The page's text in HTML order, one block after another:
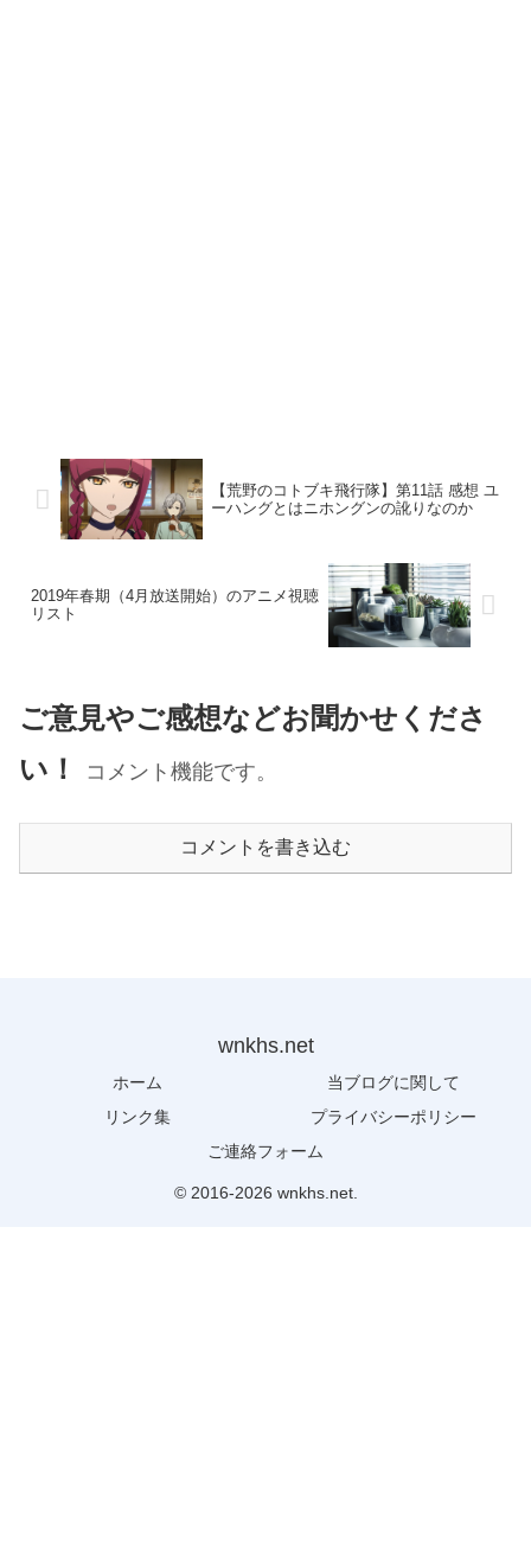
【荒野のコトブキ飛行隊】第11話 感想 ユ
ーハングとはニホングンの訛りなのか
2019年春期（4月放送開始）のアニメ視聴
リスト
ご意見やご感想などお聞かせくださ
い！
コメント機能です。
コメントを書き込む
wnkhs.net
ホーム
当ブログに関して
リンク集
プライバシーポリシー
ご連絡フォーム
© 2016-2026 wnkhs.net.